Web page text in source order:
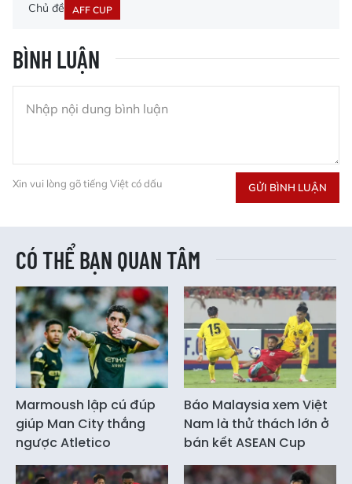
Chủ đề AFF CUP
BÌNH LUẬN
Xin vui lòng gõ tiếng Việt có dấu GỬI BÌNH LUẬN
CÓ THỂ BẠN QUAN TÂM
Marmoush lập cú đúp
giúp Man City thắng
ngược Atletico
Báo Malaysia xem Việt
Nam là thử thách lớn ở
bán kết ASEAN Cup